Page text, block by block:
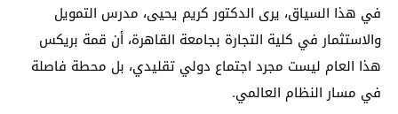
في هذا السياق، يرى الدكتور كريم يحيى، مدرس التمويل
والاستثمار في كلية التجارة بجامعة القاهرة، أن قمة بريكس
هذا العام ليست مجرد اجتماع دولي تقليدي، بل محطة فاصلة
في مسار النظام العالمي.